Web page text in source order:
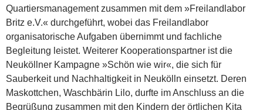
Quartiersmanagement zusammen mit dem »Freilandlabor
Britz e.V.« durchgeführt, wobei das Freilandlabor
organisatorische Aufgaben übernimmt und fachliche
Begleitung leistet. Weiterer Kooperationspartner ist die
Neuköllner Kam­pagne »Schön wie wir«, die sich für
Sauberkeit und Nachhaltigkeit in Neukölln einsetzt. Deren
Maskottchen, Waschbärin Lilo, durfte im Anschluss an die
Begrüßung zusammen mit den Kindern der örtlichen Kita